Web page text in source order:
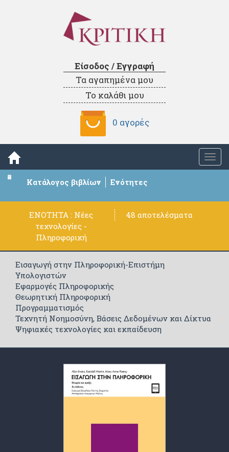
Είσοδος / Εγγραφή
Τα αγαπημένα μου
Το καλάθι μου
0 αγορές
Κατάλογος βιβλίων Ενότητες
ΕΝΟΤΗΤΑ : Νέες
τεχνολογίες -
Πληροφορική
48 αποτελέσματα
Εισαγωγή στην Πληροφορική-Επιστήμη
Υπολογιστών
Εφαρμογές Πληροφορικής
Θεωρητική Πληροφορική
Προγραμματισμός
Τεχνητή Νοημοσύνη, Βάσεις Δεδομένων και Δίκτυα
Ψηφιακές τεχνολογίες και εκπαίδευση